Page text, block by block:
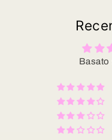
Basato